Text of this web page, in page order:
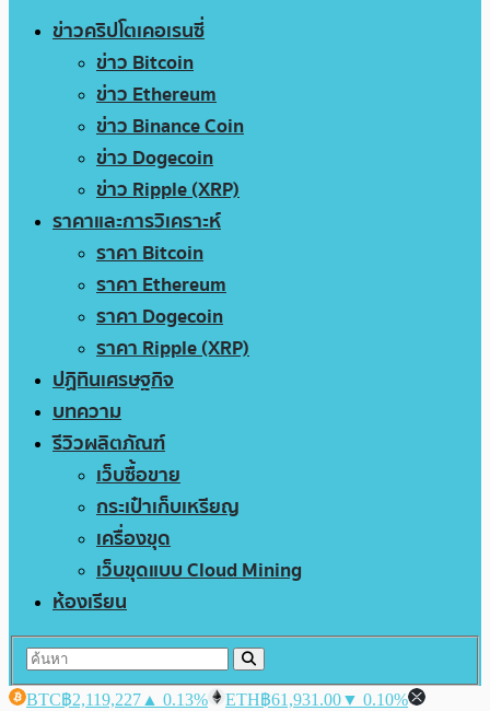
ข่าวคริปโตเคอเรนซี่
ข่าว Bitcoin
ข่าว Ethereum
ข่าว Binance Coin
ข่าว Dogecoin
ข่าว Ripple (XRP)
ราคาและการวิเคราะห์
ราคา Bitcoin
ราคา Ethereum
ราคา Dogecoin
ราคา Ripple (XRP)
ปฏิทินเศรษฐกิจ
บทความ
รีวิวผลิตภัณฑ์
เว็บซื้อขาย
กระเป๋าเก็บเหรียญ
เครื่องขุด
เว็บขุดแบบ Cloud Mining
ห้องเรียน
BTC฿2,119,227 ▲ 0.13% ETH฿61,931.00▼ 0.10%